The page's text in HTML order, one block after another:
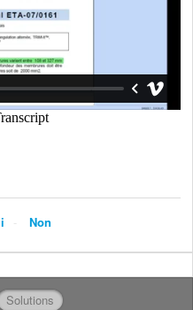
Non
Solutions